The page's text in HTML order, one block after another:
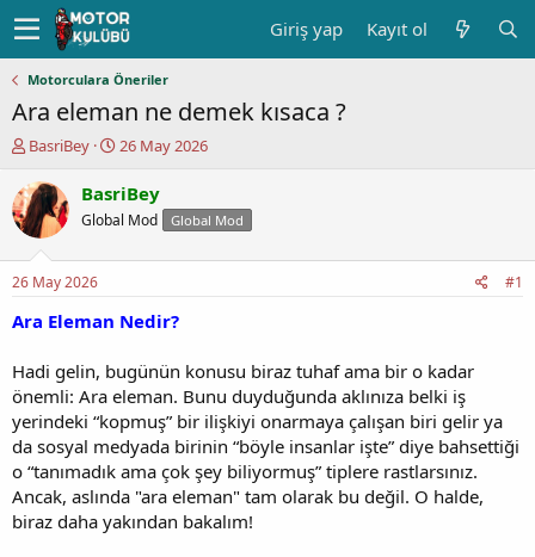
Giriş yap Kayıt ol
Motorculara Öneriler
Ara eleman ne demek kısaca ?
K
n
u
y
b
a
ş
t
a
n
BasriBey
B
ş
a
ç
r
i
h
i
26 May 2026
BasriBey
Global Mod Global Mod
26 May 2026 #1
Ara Eleman Nedir?
Hadi gelin, bugünün konusu biraz tuhaf ama bir o kadar
önemli: Ara eleman. Bunu duyduğunda aklınıza belki iş
yerindeki “kopmuş” bir ilişkiyi onarmaya çalışan biri gelir ya
da sosyal medyada birinin “böyle insanlar işte” diye bahsettiği
o “tanımadık ama çok şey biliyormuş” tiplere rastlarsınız.
Ancak, aslında "ara eleman" tam olarak bu değil. O halde,
biraz daha yakından bakalım!